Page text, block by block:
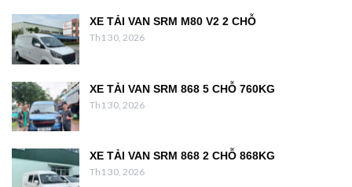
XE TẢI VAN SRM M80 V2 2 CHỖ
Th1 30, 2026
XE TẢI VAN SRM 868 5 CHỖ 760KG
Th1 30, 2026
XE TẢI VAN SRM 868 2 CHỖ 868KG
Th1 30, 2026